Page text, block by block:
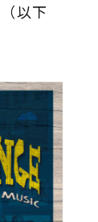
（以下